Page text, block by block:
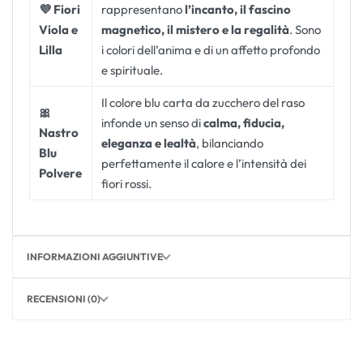
💜 Fiori
Viola e
Lilla
rappresentanol’incanto, il fascino
magnetico, il mistero e la regalità. Sono
i colori dell’anima e di un affetto profondo
e spirituale.
🎀
Nastro
Blu
Polvere
Il colore blu carta da zucchero del raso
infonde un senso dicalma, fiducia,
eleganza e lealtà, bilanciando
perfettamente il calore e l’intensità dei
fiori rossi.
INFORMAZIONI AGGIUNTIVE
RECENSIONI (0)